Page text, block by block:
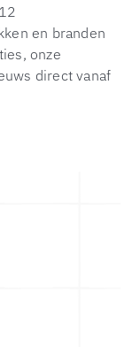
en branden
onze
direct vanaf